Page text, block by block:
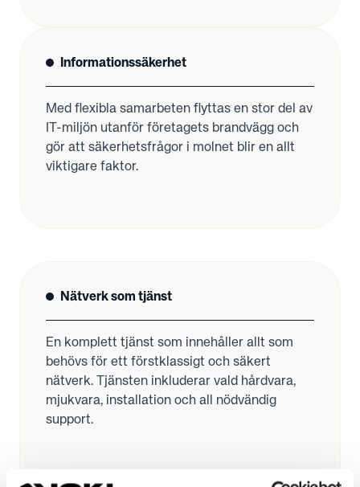
Informationssäkerhet
Med flexibla samarbeten flyttas en stor del av
IT-miljön utanför företagets brandvägg och
gör att säkerhetsfrågor i molnet blir en allt
Nätverk som tjänst
En komplett tjänst som innehåller allt som
behövs för ett förstklassigt och säkert
nätverk. Tjänsten inkluderar vald hårdvara,
mjukvara, installation och all nödvändig
support.